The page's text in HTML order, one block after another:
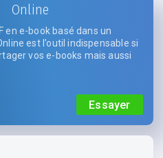
Online
en e-book basé dans un
est l’outil indispensable si
vos e-books mais aussi
Essayer